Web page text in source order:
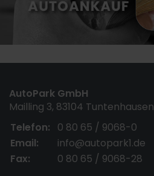
AutoPark GmbH
Mailling 3, 83104 Tuntenhausen
Telefon:
0 80 65 / 9068-0
Email:
info@autopark1.de
Fax:
0 80 65 / 9068-28